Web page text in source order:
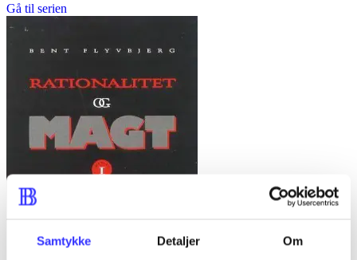
Samtykke Detaljer Om
Gå til serien